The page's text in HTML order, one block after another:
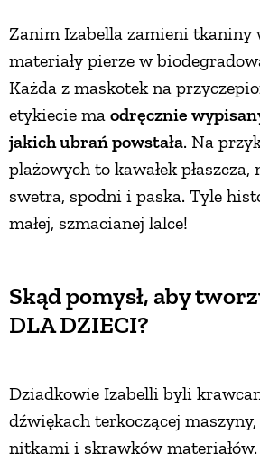
Zanim Izabella zamieni tkaniny
materiały pierze w
Każda z maskotek na
etykiecie ma odręcznie
jakich ubrań powstała. Na
plażowych to kawałek
swetra, spodni i paska. Tyle
małej, szmacianej lalce!
Skąd pomysł, aby
DLA DZIECI?
Dziadkowie Izabelli byli
dźwiękach terkoczącej
nitkami i skrawków